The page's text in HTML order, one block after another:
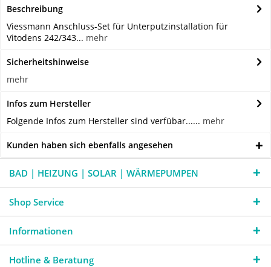
Beschreibung
Viessmann Anschluss-Set für Unterputzinstallation für
Vitodens 242/343... mehr
Sicherheitshinweise
mehr
Infos zum Hersteller
Folgende Infos zum Hersteller sind verfübar...... mehr
Kunden haben sich ebenfalls angesehen
BAD | HEIZUNG | SOLAR | WÄRMEPUMPEN
Shop Service
Informationen
Hotline & Beratung